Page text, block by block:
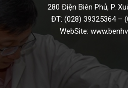
280 Điện Biên Phủ, P.
ĐT: (028) 39325364–
WebSite: